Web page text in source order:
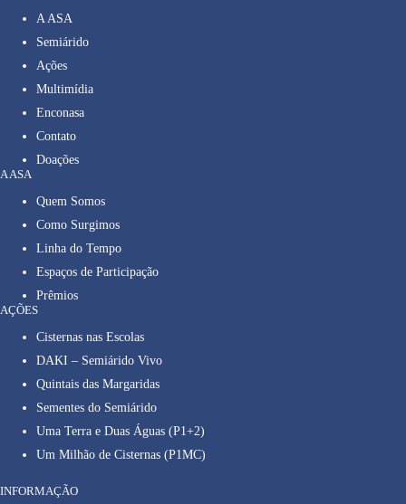
A ASA
Semiárido
Ações
Multimídia
Enconasa
Contato
Doações
A ASA
Quem Somos
Como Surgimos
Linha do Tempo
Espaços de Participação
Prêmios
AÇÕES
Cisternas nas Escolas
DAKI – Semiárido Vivo
Quintais das Margaridas
Sementes do Semiárido
Uma Terra e Duas Águas (P1+2)
Um Milhão de Cisternas (P1MC)
INFORMAÇÃO